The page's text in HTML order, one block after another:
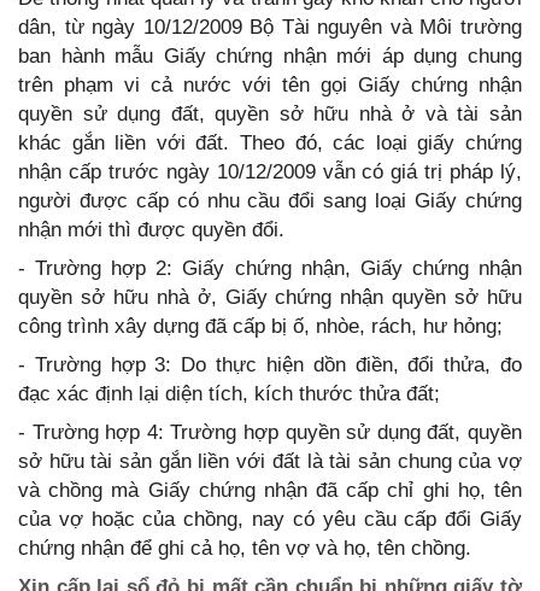
dân, từ ngày 10/12/2009 Bộ Tài nguyên và Môi trường
ban hành mẫu Giấy chứng nhận mới áp dụng chung
trên phạm vi cả nước với tên gọi Giấy chứng nhận
quyền sử dụng đất, quyền sở hữu nhà ở và tài sản
khác gắn liền với đất. Theo đó, các loại giấy chứng
nhận cấp trước ngày 10/12/2009 vẫn có giá trị pháp lý,
người được cấp có nhu cầu đổi sang loại Giấy chứng
nhận mới thì được quyền đổi.
- Trường hợp 2: Giấy chứng nhận, Giấy chứng nhận
quyền sở hữu nhà ở, Giấy chứng nhận quyền sở hữu
công trình xây dựng đã cấp bị ố, nhòe, rách, hư hỏng;
- Trường hợp 3: Do thực hiện dồn điền, đổi thửa, đo
đạc xác định lại diện tích, kích thước thửa đất;
- Trường hợp 4: Trường hợp quyền sử dụng đất, quyền
sở hữu tài sản gắn liền với đất là tài sản chung của vợ
và chồng mà Giấy chứng nhận đã cấp chỉ ghi họ, tên
của vợ hoặc của chồng, nay có yêu cầu cấp đổi Giấy
chứng nhận để ghi cả họ, tên vợ và họ, tên chồng.